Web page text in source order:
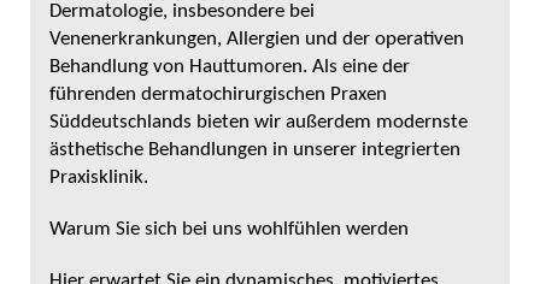
Dermatologie, insbesondere bei
Venenerkrankungen, Allergien und der operativen
Behandlung von Hauttumoren. Als eine der
führenden dermatochirurgischen Praxen
Süddeutschlands bieten wir außerdem modernste
ästhetische Behandlungen in unserer integrierten
Praxisklinik.
Warum Sie sich bei uns wohlfühlen werden